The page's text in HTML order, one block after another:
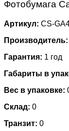
Фотобумага
Артикул: CS-
Производитель:
Гарантия: 1 год
Габариты в
Вес в упаковке:
Склад: 0
Транзит: 0